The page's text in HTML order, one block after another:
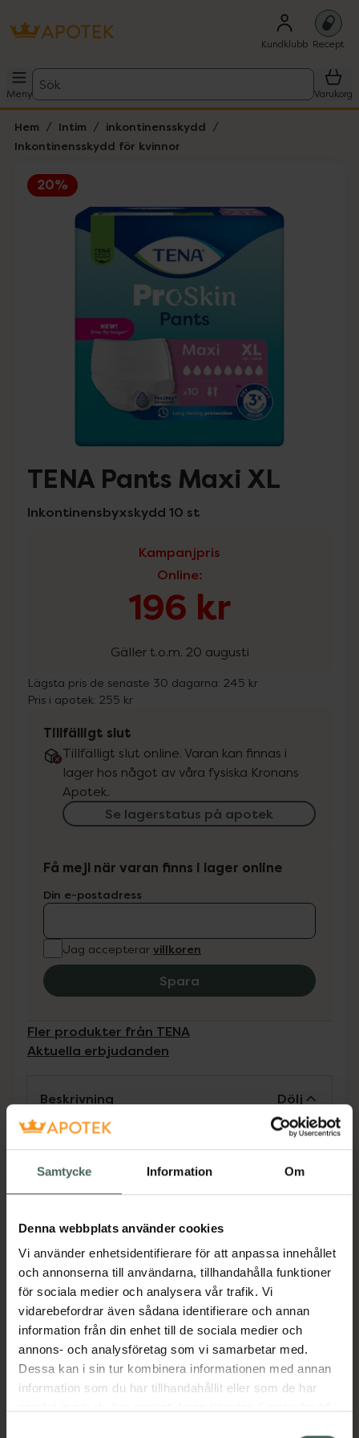
Samtycke Information Om
Denna webbplats använder cookies
Vi använder enhetsidentifierare för att anpassa innehållet
och annonserna till användarna, tillhandahålla funktioner
för sociala medier och analysera vår trafik. Vi
vidarebefordrar även sådana identifierare och annan
information från din enhet till de sociala medier och
annons- och analysföretag som vi samarbetar med.
Dessa kan i sin tur kombinera informationen med annan
information som du har tillhandahållit eller som de har
Kundklubb Recept
Meny
Sök
Varukorg
Hem Intim
inkontinensskydd
Inkontinensskydd för kvinnor
20%
Lista: . Innehåller 1 objekt.
Hoppa över Lista
TENA Pants Maxi XL
Inkontinensbyxskydd 10 st
Kampanjpris
Online:
196 kr
Gäller t.o.m. 20 augusti
Lägsta pris de senaste 30 dagarna: 245 kr
Pris i apotek: 255 kr
Tillfälligt slut
Tillfälligt slut online. Varan kan finnas i
lager hos något av våra fysiska Kronans
Apotek.
Se lagerstatus på apotek
Få mejl när varan finns i lager online
Din e-postadress
Jag accepterar villkoren
Spara
Fler produkter från TENA
Aktuella erbjudanden
Beskrivning Dölj
Tillverkaren garanterar genom
CE-märkning att produkten är
säker att använda och uppfyller
bekväma inkontinensbyxskydd för
nattanvändning. Tack vare Lie Down
Protection med extra absorption baktill där
det behövs som mest när man ligger ner, och
en högabsorberande kärna med
läckagebarriärer ger TENA Pants Night ett
tryggt skydd under hela natten. Detta
andningsbara inkontinensskydd från TENA
håller känslig hud torr och skyddad under lång
tid. Den kroppsnära passformen passar både